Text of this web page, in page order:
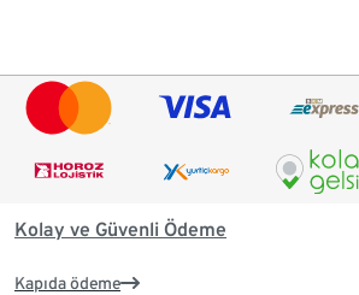
Kolay ve Güvenli Ödeme
Kapıda ödeme